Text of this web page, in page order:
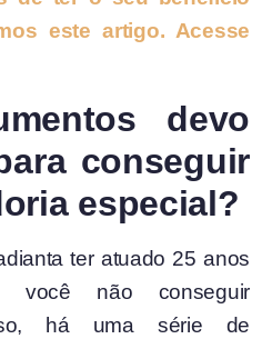
este artigo. Acesse
devo
conseguir
especial?
ter atuado 25 anos
você não conseguir
há uma série de